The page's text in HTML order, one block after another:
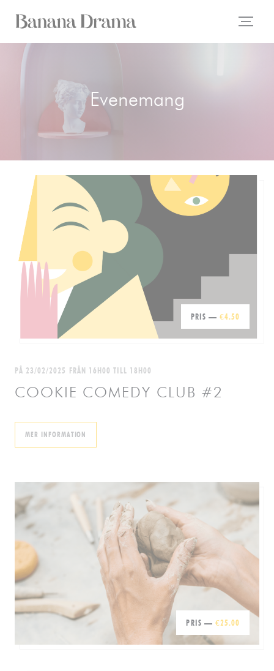
Evenemang
PRIS — €4.50
PÅ 23/02/2025 FRÅN 16H00 TILL 18H00
COOKIE COMEDY CLUB #2
MER INFORMATION
PRIS — €25.00